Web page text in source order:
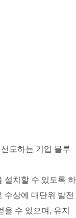
도하는 기업 블루
설치할 수 있도록 하
수상에 대단위 발전
수 있으며, 유지